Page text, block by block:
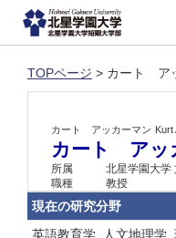
TOPページ > カート ア
カート アッカーマン Kurt
カート アッ
所属
北星学園大学
職種
教授
現在の研究分野
英語教育学, 人文地理学